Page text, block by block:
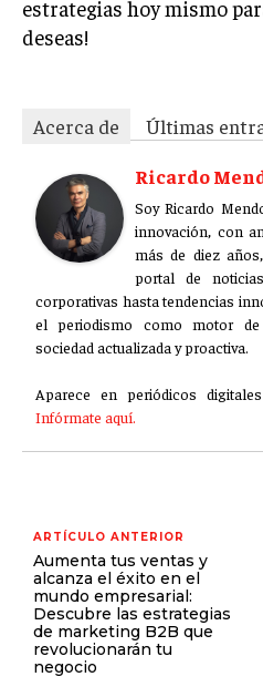
ÉTICA
Acerca de Últimas entradas
Ricardo
Soy Ricardo
innovación, con
más de diez años,
portal de
el periodismo como motor
sociedad actualizada y proactiva.
Aparece en periódicos
estrategias hoy mismo
deseas!
Acerca de
Últimas
Ricardo
Soy Ricardo
innovación, con
más de diez
portal de
corporativas hasta tendencias
el periodismo como motor
sociedad actualizada y proactiva.
Aparece en periódicos
Infórmate aquí.
ARTÍCULO ANTERIOR
Aumenta tus ventas y
alcanza el éxito en el
mundo empresarial:
Descubre las estrategias
de marketing B2B que
revolucionarán tu
negocio